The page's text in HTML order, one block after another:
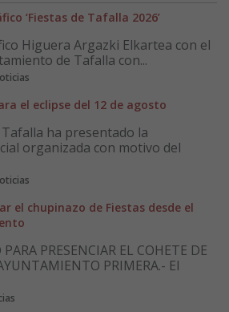
‘Fiestas de Tafalla 2026’
Higuera Argazki Elkartea con el
de Tafalla con...
el eclipse del 12 de agosto
ha presentado la
organizada con motivo del
el chupinazo de Fiestas desde el
PRESENCIAR EL COHETE DE
PRIMERA.- El